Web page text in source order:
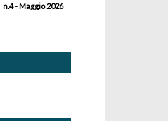
n.4 - Maggio 2026